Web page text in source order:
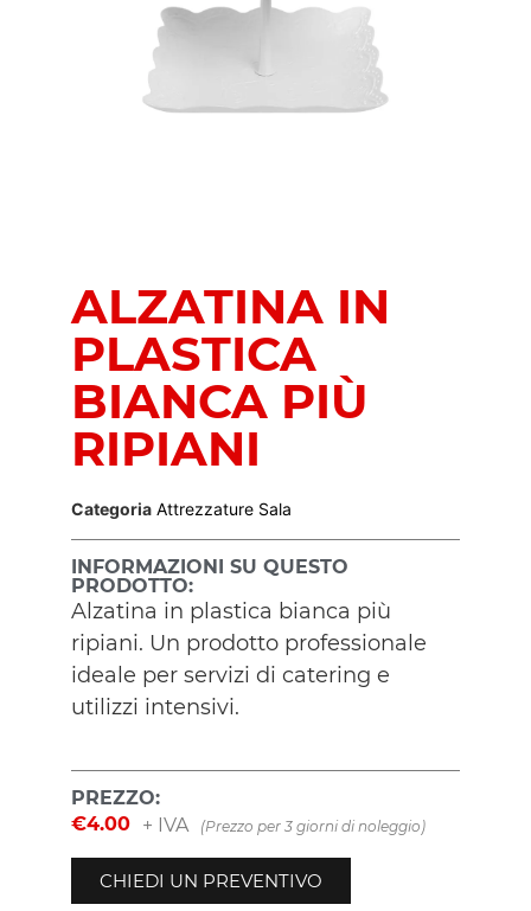
ALZATINA IN
PLASTICA
BIANCA PIÙ
RIPIANI
Categoria Attrezzature Sala
INFORMAZIONI SU QUESTO
PRODOTTO:
Alzatina in plastica bianca più
ripiani. Un prodotto professionale
ideale per servizi di catering e
utilizzi intensivi.
PREZZO:
€4.00 + IVA (Prezzo per 3 giorni di noleggio)
CHIEDI UN PREVENTIVO